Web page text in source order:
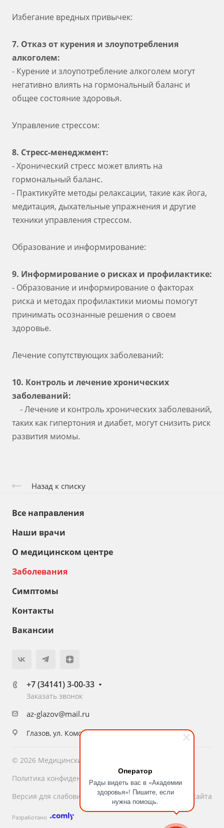
Оператор
Рады видеть вас в «Академии
здоровья»! Пишите, если
нужна помощь.
Избегание вредных привычек:
7. Отказ от курения и злоупотребления
алкоголем:
- Курение и злоупотребление алкоголем могут
негативно влиять на гормональный баланс и
общее состояние здоровья.
Управление стрессом:
8. Стресс-менеджмент:
- Хронический стресс может влиять на
гормональный баланс.
- Практикуйте методы релаксации, такие как йога,
медитация, дыхательные упражнения и другие
техники управления стрессом.
Образование и информирование:
9. Информирование о рисках и профилактике:
- Образование и информирование о факторах
риска и методах профилактики миомы помогут
принимать осознанные решения о своем
здоровье.
Лечение сопутствующих заболеваний:
10. Контроль и лечение хронических
заболеваний:
- Лечение и контроль хронических заболеваний,
таких как гипертония и диабет, могут снизить риск
развития миомы.
Назад к списку
Все направления
Наши врачи
О медицинском центре
Заболевания
Симптомы
Контакты
Вакансии
+7 (34141) 3-00-33
Заказать звонок
az-glazov@mail.ru
Глазов, ул. Комсомольская, 16
© 2026 Медицинский центр «Академия Здоровья»
Политика конфиденциальности
Версия для слабовидящих
Карта сайта
Разработано